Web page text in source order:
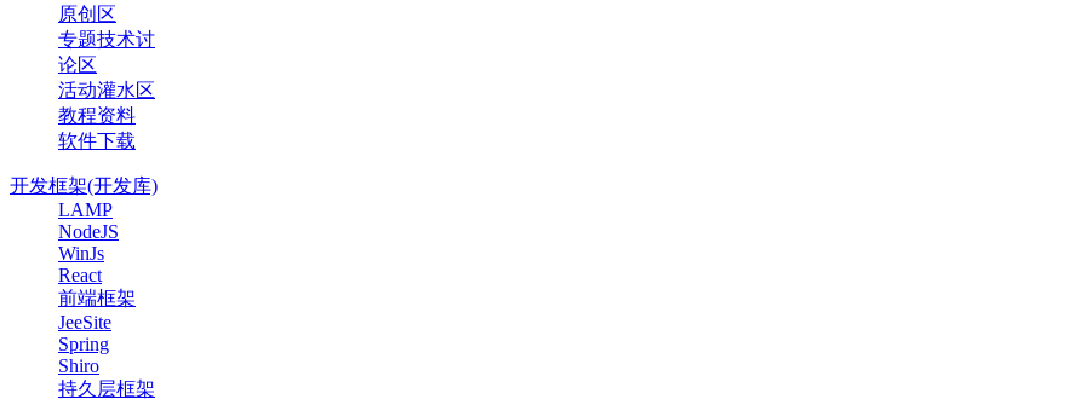
原创区
专题技术讨
论区
活动灌水区
教程资料
软件下载
开发框架(开发库)
LAMP
NodeJS
WinJs
React
前端框架
JeeSite
Spring
Shiro
持久层框架